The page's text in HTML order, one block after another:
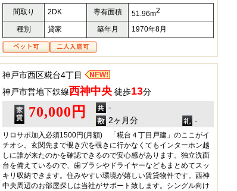
間取り 2DK 専有面積 51.96m2
種別 貸家 築年月 1970年8月
神戸市西区糀台4丁目
神戸市営地下鉄線西神中央 徒歩13分
70,000円
-
2ヶ月分
-
リロサポ加入必須1500円(月額) 「糀台４丁目戸建」のここがイ
チオシ。玄関先まで覗き穴を覗きに行かなくてもインターホン越
しに誰が来たのかを確認できるので安心感があります。独立洗面
台を備えているので、歯ブラシやドライヤーなどもまとめてスッ
キリ収納できます。住みやすい環境が嬉しい賃貸物件です。西神
中央周辺のお部屋探しは当社がサポート致します。シングル向け